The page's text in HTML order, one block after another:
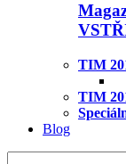
TIM
TIM
Blog